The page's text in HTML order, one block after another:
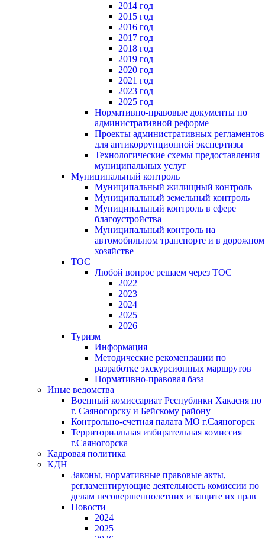
2014 год
2015 год
2016 год
2017 год
2018 год
2019 год
2020 год
2021 год
2023 год
2025 год
Нормативно-правовые документы по
административной реформе
Проекты административных регламентов
для антикоррупционной экспертизы
Технологические схемы предоставления
муниципальных услуг
Муниципальный контроль
Муниципальный жилищный контроль
Муниципальный земельный контроль
Муниципальный контроль в сфере
благоустройства
Муниципальный контроль на
автомобильном транспорте и в дорожном
хозяйстве
ТОС
Любой вопрос решаем через ТОС
2022
2023
2024
2025
2026
Туризм
Информация
Методические рекомендации по
разработке экскурсионных маршрутов
Нормативно-правовая база
Иные ведомства
Военный комиссариат Республики Хакасия по
г. Саяногорску и Бейскому району
Контрольно-счетная палата МО г.Саяногорск
Территориальная избирательная комиссия
г.Саяногорска
Кадровая политика
КДН
Законы, нормативные правовые акты,
регламентирующие деятельность комиссии по
делам несовершеннолетних и защите их прав
Новости
2024
2025